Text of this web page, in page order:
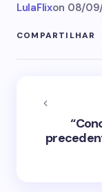
LulaFlixon 08/
COMPARTILHAR